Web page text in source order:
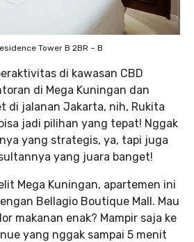
Tower B 2BR – B
di kawasan CBD
di Mega Kuningan dan
di jalanan Jakarta, nih, Rukita
jadi pilihan yang tepat! Nggak
yang strategis, ya, tapi juga
yang juara banget!
Mega Kuningan, apartemen ini
Bellagio Boutique Mall. Mau
makanan enak? Mampir saja ke
yang nggak sampai 5 menit